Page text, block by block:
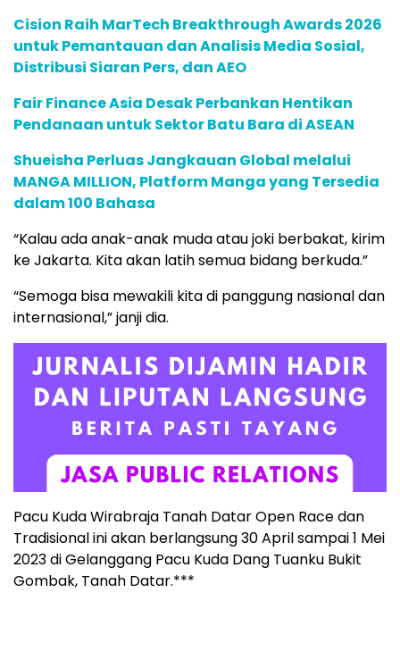
Cision Raih MarTech Breakthrough Awards 2026
untuk Pemantauan dan Analisis Media Sosial,
Distribusi Siaran Pers, dan AEO
Fair Finance Asia Desak Perbankan Hentikan
Pendanaan untuk Sektor Batu Bara di ASEAN
Shueisha Perluas Jangkauan Global melalui
MANGA MILLION, Platform Manga yang Tersedia
dalam 100 Bahasa
“Kalau ada anak-anak muda atau joki berbakat, kirim
ke Jakarta. Kita akan latih semua bidang berkuda.”
“Semoga bisa mewakili kita di panggung nasional dan
internasional,” janji dia.
Pacu Kuda Wirabraja Tanah Datar Open Race dan
Tradisional ini akan berlangsung 30 April sampai 1 Mei
2023 di Gelanggang Pacu Kuda Dang Tuanku Bukit
Gombak, Tanah Datar.***